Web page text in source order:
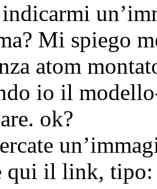
Mi spiego
atom
io il
ok?
qui il link, tipo: